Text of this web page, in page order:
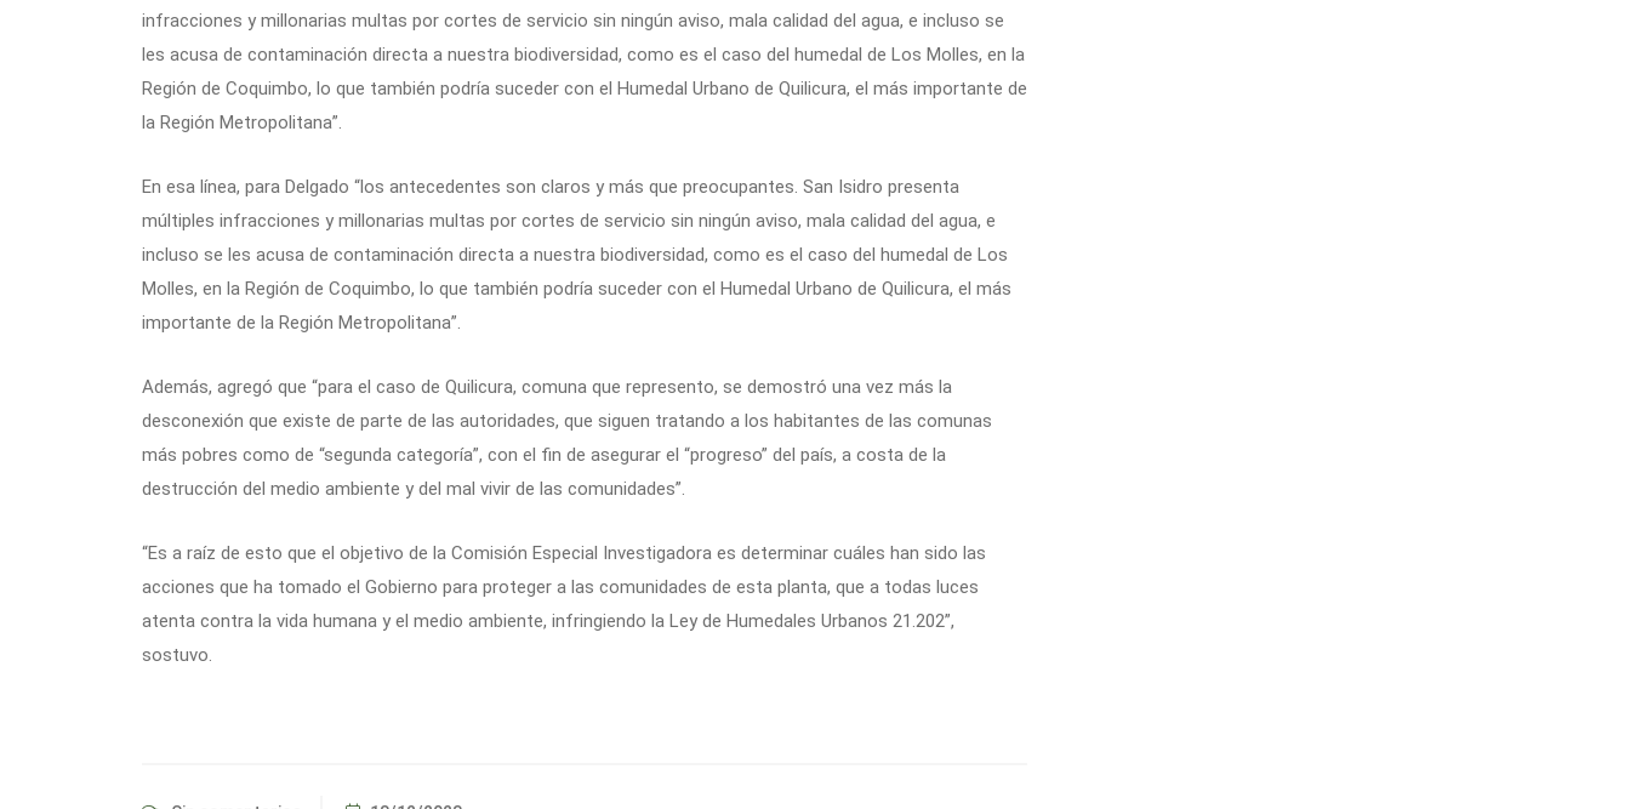
infracciones y millonarias multas por cortes de servicio sin ningún aviso, mala calidad del agua, e incluso se
les acusa de contaminación directa a nuestra biodiversidad, como es el caso del humedal de Los Molles, en la
Región de Coquimbo, lo que también podría suceder con el Humedal Urbano de Quilicura, el más importante de
la Región Metropolitana”.
En esa línea, para Delgado “los antecedentes son claros y más que preocupantes. San Isidro presenta
múltiples infracciones y millonarias multas por cortes de servicio sin ningún aviso, mala calidad del agua, e
incluso se les acusa de contaminación directa a nuestra biodiversidad, como es el caso del humedal de Los
Molles, en la Región de Coquimbo, lo que también podría suceder con el Humedal Urbano de Quilicura, el más
importante de la Región Metropolitana”.
Además, agregó que “para el caso de Quilicura, comuna que represento, se demostró una vez más la
desconexión que existe de parte de las autoridades, que siguen tratando a los habitantes de las comunas
más pobres como de “segunda categoría”, con el fin de asegurar el “progreso” del país, a costa de la
destrucción del medio ambiente y del mal vivir de las comunidades”.
“Es a raíz de esto que el objetivo de la Comisión Especial Investigadora es determinar cuáles han sido las
acciones que ha tomado el Gobierno para proteger a las comunidades de esta planta, que a todas luces
atenta contra la vida humana y el medio ambiente, infringiendo la Ley de Humedales Urbanos 21.202”,
sostuvo.